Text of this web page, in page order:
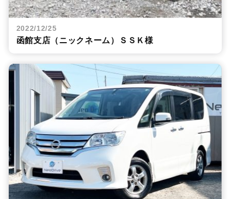
2022/12/25
函館支店（ニックネーム）ＳＳＫ様